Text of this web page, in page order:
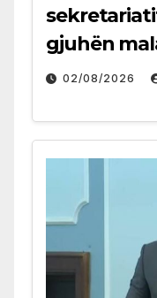
gjuhën
02/08/2026